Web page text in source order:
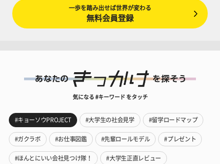
一歩を踏み出せば世界が変わる
無料会員登録
気になる #キーワード をタッチ
#キョーソウPROJECT #大学生の社会見学 #留学ロードマップ
#ガクラボ #お仕事図鑑 #先輩ロールモデル #プレゼント
#ほんとにいい会社見つけ隊！ #大学生正直レビュー